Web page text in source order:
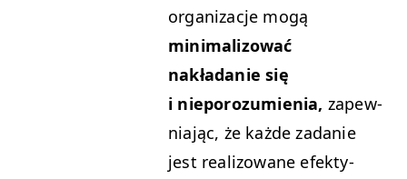
orga­ni­za­c­je mogą
min­i­mal­i­zować
nakładanie się
i nieporozu­mienia, zapew­
ni­a­jąc, że każde zadanie
jest real­i­zowane efek­ty­